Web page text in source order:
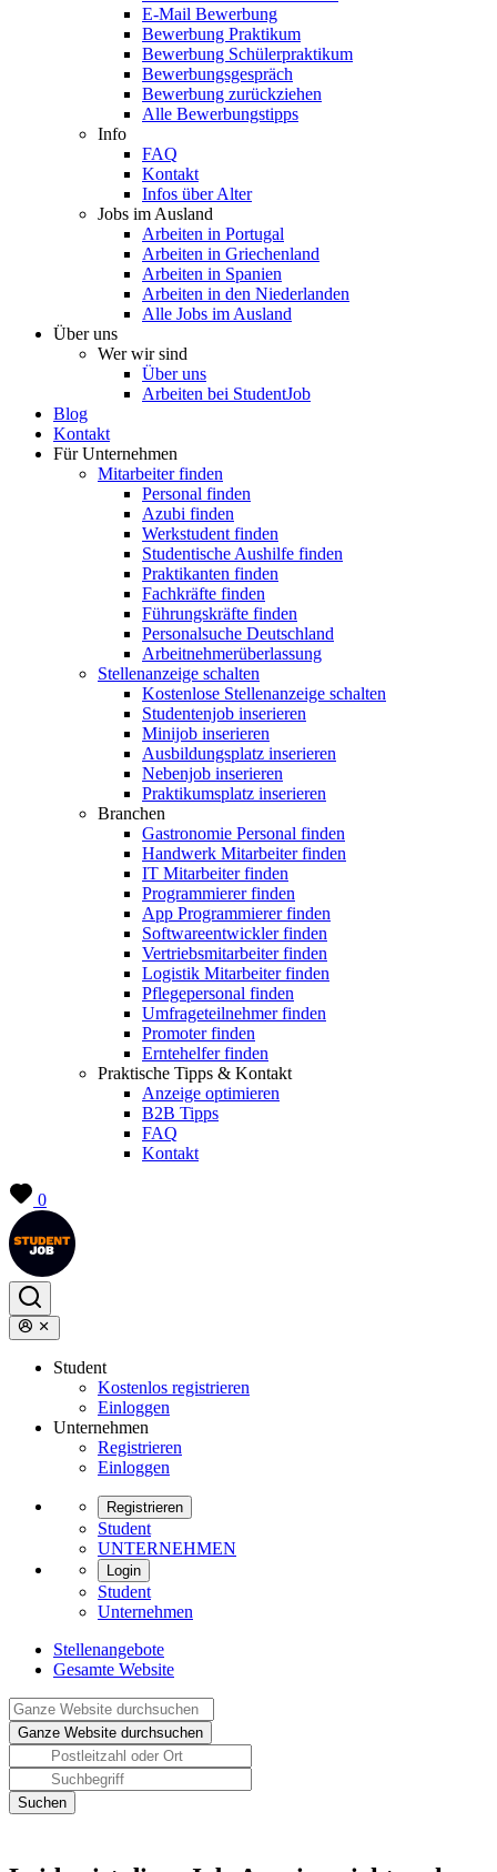
E-Mail Bewerbung
Bewerbung Praktikum
Bewerbung Schülerpraktikum
Bewerbungsgespräch
Bewerbung zurückziehen
Alle Bewerbungstipps
Info
FAQ
Kontakt
Infos über Alter
Jobs im Ausland
Arbeiten in Portugal
Arbeiten in Griechenland
Arbeiten in Spanien
Arbeiten in den Niederlanden
Alle Jobs im Ausland
Über uns
Wer wir sind
Über uns
Arbeiten bei StudentJob
Blog
Kontakt
Für Unternehmen
Mitarbeiter finden
Personal finden
Azubi finden
Werkstudent finden
Studentische Aushilfe finden
Praktikanten finden
Fachkräfte finden
Führungskräfte finden
Personalsuche Deutschland
Arbeitnehmerüberlassung
Stellenanzeige schalten
Kostenlose Stellenanzeige schalten
Studentenjob inserieren
Minijob inserieren
Ausbildungsplatz inserieren
Nebenjob inserieren
Praktikumsplatz inserieren
Branchen
Gastronomie Personal finden
Handwerk Mitarbeiter finden
IT Mitarbeiter finden
Programmierer finden
App Programmierer finden
Softwareentwickler finden
Vertriebsmitarbeiter finden
Logistik Mitarbeiter finden
Pflegepersonal finden
Umfrageteilnehmer finden
Promoter finden
Erntehelfer finden
Praktische Tipps & Kontakt
Anzeige optimieren
B2B Tipps
FAQ
Kontakt
0
Student
Kostenlos registrieren
Einloggen
Unternehmen
Registrieren
Einloggen
Registrieren
Student
UNTERNEHMEN
Login
Student
Unternehmen
Stellenangebote
Gesamte Website